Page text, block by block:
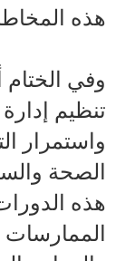
هذه
وفي
تنظيم
واستمرار
الصحة
هذه
الممارسات